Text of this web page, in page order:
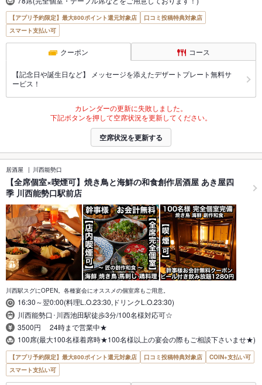
【アプリ予約限定】最大800ポイント還元対象店
口コミ投稿特典対象店
スマート支払い可
クーポン コース
【記念日や誕生日など】 メッセージを添えたデザートプレート無料サ
ービス！
カレンダーの更新に失敗しました。
下記ボタンを押して空席状況を更新してください。
空席状況を更新する
居酒屋 川西能勢口
【全席個室×喫煙可】焼き鳥と海鮮の和食創作居酒屋 あき屋四
季 川西能勢口駅前店
川西駅スグにOPEN。各種宴会にオススメの個室席もご用意。
16:30～翌0:00(料理L.O.23:30,ドリンクL.O.23:30)
川西能勢口･川西池田駅徒歩3分/100名様対応可☆
3500円 24時まで営業中★
100席(最大100名様着席時★100名様以上の宴会の際もご相談下さいませ★)
【アプリ予約限定】最大800ポイント還元対象店 口コミ投稿特典対象店
COIN+支払い可
スマート支払い可